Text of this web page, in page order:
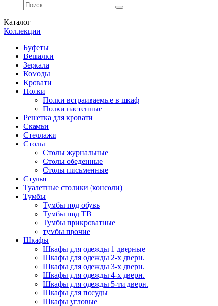
Каталог
Коллекции
Буфеты
Вешалки
Зеркала
Комоды
Кровати
Полки
Полки встраиваемые в шкаф
Полки настенные
Решетка для кровати
Скамьи
Стеллажи
Столы
Столы журнальные
Столы обеденные
Столы письменные
Стулья
Туалетные столики (консоли)
Тумбы
Тумбы под обувь
Тумбы под ТВ
Тумбы прикроватные
тумбы прочие
Шкафы
Шкафы для одежды 1 дверные
Шкафы для одежды 2-х дверн.
Шкафы для одежды 3-х дверн.
Шкафы для одежды 4-х дверн.
Шкафы для одежды 5-ти дверн.
Шкафы для посуды
Шкафы угловые